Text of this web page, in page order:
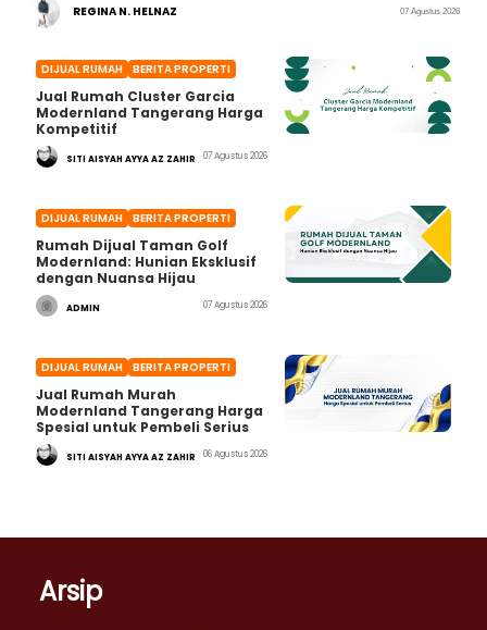
REGINA N. HELNAZ 07 Agustus 2026
DIJUAL RUMAH BERITA PROPERTI
Jual Rumah Cluster Garcia
Modernland Tangerang Harga
Kompetitif
SITI AISYAH AYYA AZ ZAHIR 07 Agustus 2026
DIJUAL RUMAH BERITA PROPERTI
Rumah Dijual Taman Golf
Modernland: Hunian Eksklusif
dengan Nuansa Hijau
ADMIN 07 Agustus 2026
DIJUAL RUMAH BERITA PROPERTI
Jual Rumah Murah
Modernland Tangerang Harga
Spesial untuk Pembeli Serius
SITI AISYAH AYYA AZ ZAHIR 06 Agustus 2026
Arsip